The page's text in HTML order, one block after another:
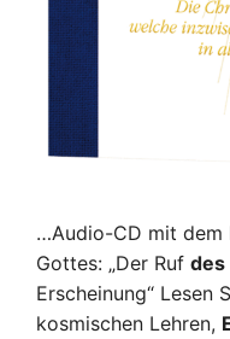
…Audio-CD mit dem
Gottes: „Der Ruf des
Erscheinung“ Lesen
kosmischen Lehren,